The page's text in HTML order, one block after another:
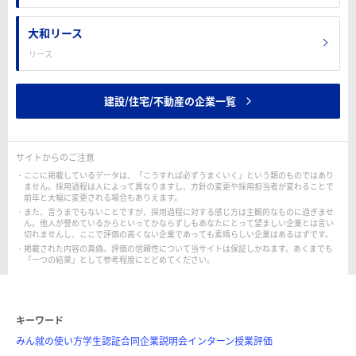
大和リース
リース
建設/住宅/不動産の企業一覧
サイトからのご注意
ここに掲載しているデータは、「こうすれば必ずうまくいく」という類のものではあり
ません。採用過程は人によって異なりますし、方針の変更や採用担当者が変わることで
前年と大幅に変更される場合もありえます。
また、言うまでもないことですが、採用過程に対する感じ方は主観的なものに過ぎませ
ん。他人が誉めているからといってかならずしもあなたにとって望ましい企業とは言い
切れませんし、ここで評価の高くない企業であっても素晴らしい企業はあるはずです。
掲載された内容の真偽、評価の信頼性について当サイトは保証しかねます。あくまでも
「一つの結果」として参考程度にとどめてください。
キーワード
みん就の使い方学生認証合同企業説明会インターン授業評価